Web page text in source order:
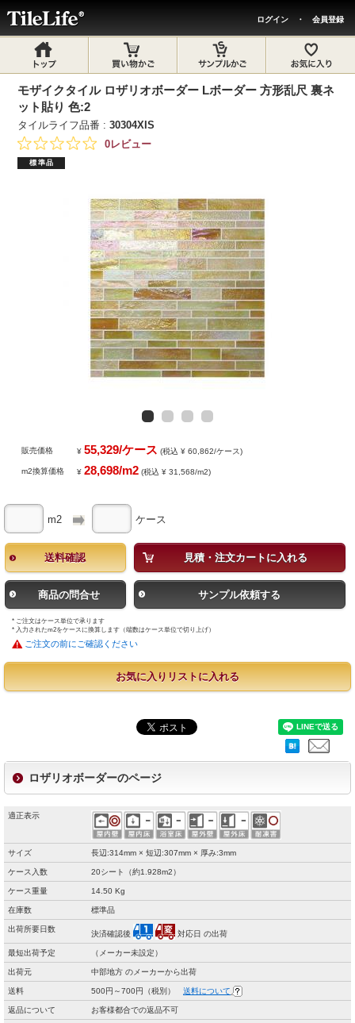
ログイン ・ 会員登録
モザイクタイル ロザリオボーダー Lボーダー 方形乱尺 裏ネ
ット貼り 色:2
タイルライフ品番 :30304XIS
0レビュー
標準品
販売価格 ¥55,329/ケース (税込 ¥ 60,862/ケース)
m2換算価格 ¥28,698/m2 (税込 ¥ 31,568/m2)
m2 ケース
送料確認 見積・注文カートに入れる
商品の問合せ サンプル依頼する
* ご注文はケース単位で承ります
* 入力されたm2をケースに換算します（端数はケース単位で切り上げ）
ご注文の前にご確認ください
お気に入りリストに入れる
ロザリオボーダーのページ
適正表示
サイズ 長辺:314mm × 短辺:307mm × 厚み:3mm
ケース入数 20シート（約1.928m2）
ケース重量 14.50 Kg
在庫数 標準品
出荷所要日数
決済確認後 対応日 の出荷
最短出荷予定 （メーカー未設定）
出荷元 中部地方 のメーカーから出荷
送料 500円～700円（税別） 送料について
返品について お客様都合での返品不可